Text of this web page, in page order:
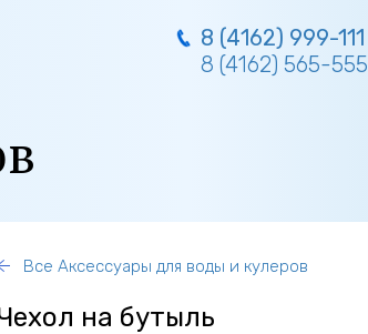
8 (4162) 999-111
8 (4162) 565-555
Все Аксессуары для воды и кулеров
на бутыль